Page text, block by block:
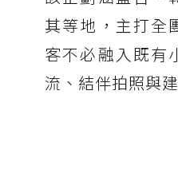
其等地，主打全
客不必融入既有
流、結伴拍照與